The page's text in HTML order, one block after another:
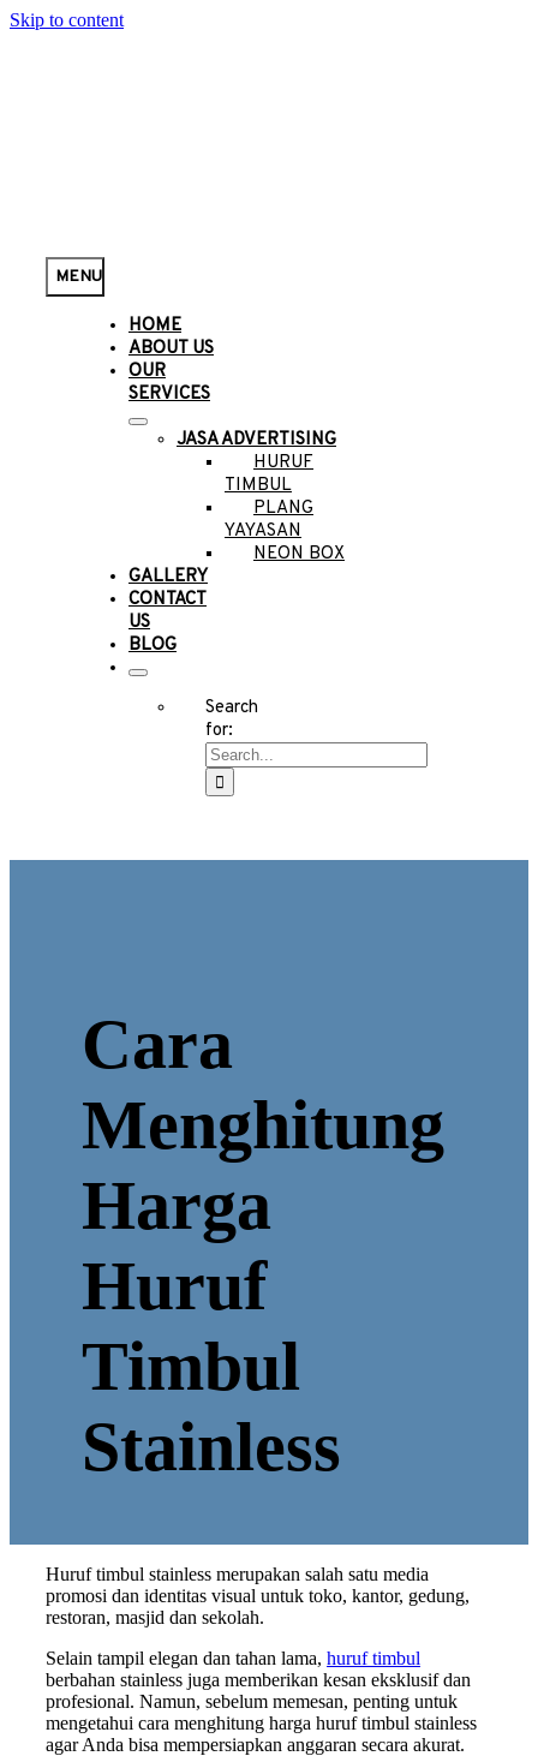
Skip to content
MENU
HOME
ABOUT US
OUR
SERVICES
JASA ADVERTISING
HURUF
TIMBUL
PLANG
YAYASAN
NEON BOX
GALLERY
CONTACT
US
BLOG
Search
for:
Cara
Menghitung
Harga
Huruf
Timbul
Stainless
Huruf timbul stainless merupakan salah satu media
promosi dan identitas visual untuk toko, kantor, gedung,
restoran, masjid dan sekolah.
Selain tampil elegan dan tahan lama, huruf timbul
berbahan stainless juga memberikan kesan eksklusif dan
profesional. Namun, sebelum memesan, penting untuk
mengetahui cara menghitung harga huruf timbul stainless
agar Anda bisa mempersiapkan anggaran secara akurat.